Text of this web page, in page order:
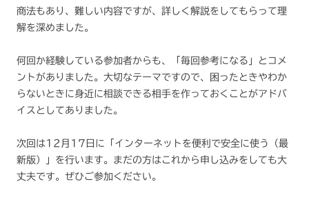
商法もあり、難しい内容ですが、詳しく解説をしてもらって理
解を深めました。
何回か経験している参加者からも、「毎回参考になる」とコメ
ントがありました。大切なテーマですので、困ったときやわか
らないときに身近に相談できる相手を作っておくことがアドバ
イスとしてありました。
次回は12月17日に「インターネットを便利で安全に使う（最
新版）」を行います。まだの方はこれから申し込みをしても大
丈夫です。ぜひご参加ください。